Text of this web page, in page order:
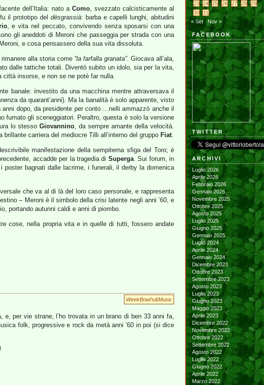
dell’Italia: nato aComo, svezzato calcisticamente al
fu il prototipo deldësgrassià: barba e capelli lunghi, abitudini
, e vita nel peccato, convivendo senza sposarsi con una
gli aneddoti di Meroni che passeggia per strada con una
e cosa pensassero della sua vita dissoluta.
alla storia come “la farfalla granata”. Giocava all’ala,
dalle tattiche totali. Diventò subito un idolo, sia per la vita,
città insorse, e non se ne potè far nulla.
banale: investito da una macchina mentre attraversava il
da quarant’anni). Ma la banalità è solo apparente, visto
dopo, da presidente per conto …nelli ammazzò anche il
fumato gli sceneggiatori. Peraltro, questa è solo la versione
lo stessoGiovannino, da sempre amante della velocità.
carriera del mediocre Tilli all’interno del gruppo Fiat.
manifestazione della sempiterna sfiga del Toro; è
accadde per la tragedia di Superga. Sui forum, in
poster bagnati dalle lacrime, i funerali, il derby la domenica
che va al di là del loro caso personale, e rappresenta
– Meroni è il simbolo della crisi latente negli anni ’60, e
portando autunni caldi e anni di piombo.
cose, nella propria vita e in quelle di tutti, fossero andate
WeekBowl's&Music
per vie strane, l’ho trovata in un brano di ben 33 anni fa,
folk, progressive e rock da metà anni ’60 in poi (si dice
23
24 25 26 27 28
29
30
31
« Set
Nov »
FACEBOOK
TWITTER
ARCHIVI
Luglio 2026
Aprile 2026
Febbraio 2026
Gennaio 2026
Novembre 2025
Ottobre 2025
Agosto 2025
Luglio 2025
Giugno 2025
Gennaio 2025
Luglio 2024
Aprile 2024
Gennaio 2024
Dicembre 2023
Ottobre 2023
Settembre 2023
Agosto 2023
Luglio 2023
Giugno 2023
Maggio 2023
Aprile 2023
Dicembre 2022
Novembre 2022
Ottobre 2022
Settembre 2022
Agosto 2022
Luglio 2022
Giugno 2022
Aprile 2022
Marzo 2022